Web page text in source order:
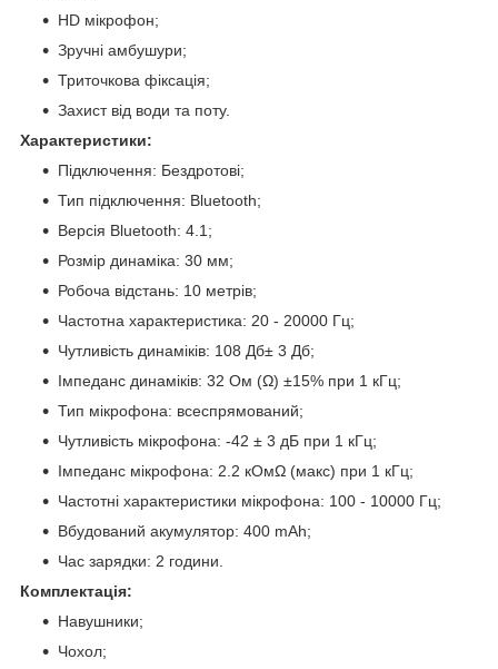
HD мікрофон;
Зручні амбушури;
Триточкова фіксація;
Захист від води та поту.
Характеристики:
Підключення: Бездротові;
Тип підключення: Bluetooth;
Версія Bluetooth: 4.1;
Розмір динаміка: 30 мм;
Робоча відстань: 10 метрів;
Частотна характеристика: 20 - 20000 Гц;
Чутливість динаміків: 108 Дб± 3 Дб;
Імпеданс динаміків: 32 Ом (Ω) ±15% при 1 кГц;
Тип мікрофона: всеспрямований;
Чутливість мікрофона: -42 ± 3 дБ при 1 кГц;
Імпеданс мікрофона: 2.2 кОмΩ (макс) при 1 кГц;
Частотні характеристики мікрофона: 100 - 10000 Гц;
Вбудований акумулятор: 400 mAh;
Час зарядки: 2 години.
Комплектація:
Навушники;
Чохол;